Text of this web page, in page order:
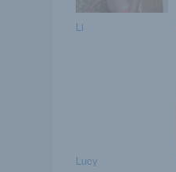
Li
Lucy